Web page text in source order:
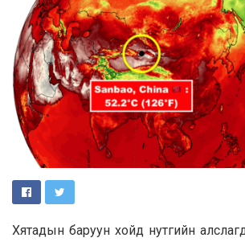
Хятадын баруун хойд нутгийн